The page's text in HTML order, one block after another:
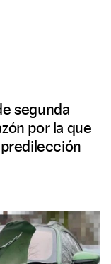
segunda
por la que